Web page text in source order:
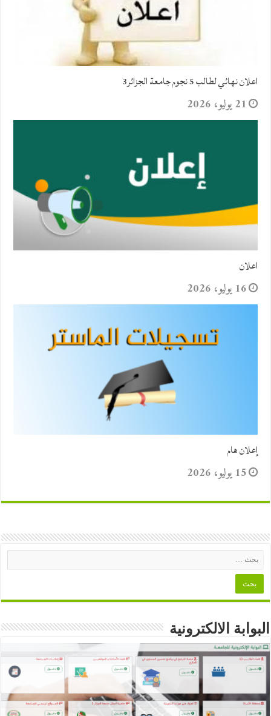
اعلان نهائي لطالب 5 نجوم جامعة الجزائر3
21 يوليو، 2026
اعلان
16 يوليو، 2026
إعلان هام
15 يوليو، 2026
البوابة الالكترونية